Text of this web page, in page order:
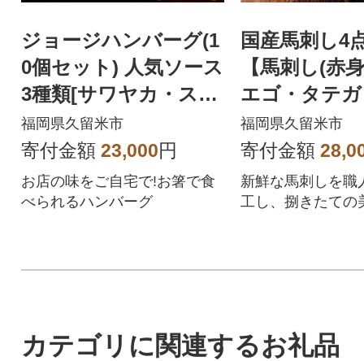
ジョージハンバーグ(1
0個セット) 人気ソース
3種類[サワヤカ・スタ
ミナ・ヤキニク]付
福岡県久留米市
寄付金額 23,000円
お店の味をご自宅で!お箸で食
べられるハンバーグ
国産馬刺し4
【馬刺し(赤
エゴ・タテ
ネ】タレ付
ち】(福岡県
福岡県久留米市
寄付金額
新鮮な馬刺しを職
工し、捌きたての
カテゴリに関連するお礼品